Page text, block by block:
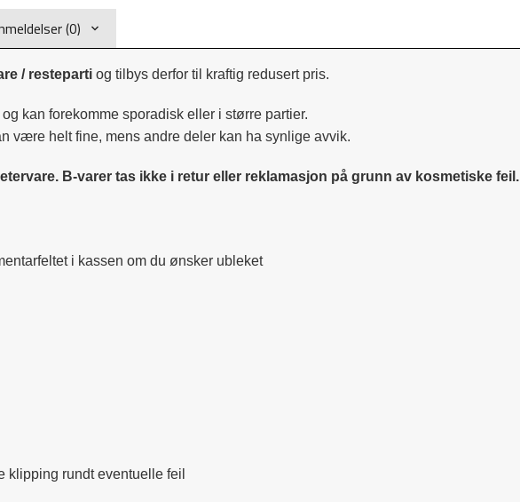
(0)
/ resteparti og tilbys derfor til kraftig redusert pris.
kan forekomme sporadisk eller i større partier.
være helt fine, mens andre deler kan ha synlige avvik.
B‑varer tas ikke i retur eller reklamasjon på grunn av kosmetiske feil.
i kassen om du ønsker ubleket
klipping rundt eventuelle feil